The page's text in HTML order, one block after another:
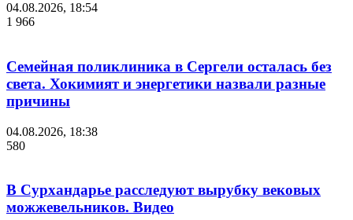
04.08.2026, 18:54
1 966
Семейная поликлиника в Сергели осталась без
света. Хокимият и энергетики назвали разные
причины
04.08.2026, 18:38
580
В Сурхандарье расследуют вырубку вековых
можжевельников. Видео